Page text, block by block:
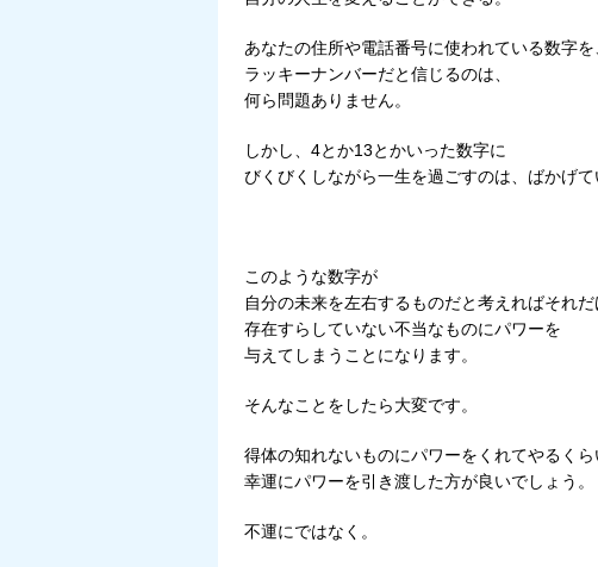
あなたの住所や電話番号に使われている数字を
ラッキーナンバーだと信じるのは、
何ら問題ありません。
しかし、4とか13とかいった数字に
びくびくしながら一生を過ごすのは、ばかげて
このような数字が
自分の未来を左右するものだと考えればそれだ
存在すらしていない不当なものにパワーを
与えてしまうことになります。
そんなことをしたら大変です。
得体の知れないものにパワーをくれてやるくら
幸運にパワーを引き渡した方が良いでしょう。
不運にではなく。